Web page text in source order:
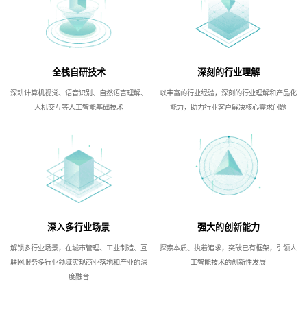
全栈自研技术
深耕计算机视觉、语音识别、自然语言理解、
人机交互等人工智能基础技术
深刻的行业理解
以丰富的行业经验，深刻的行业理解和产品化
能力，助力行业客户解决核心需求问题
深入多行业场景
解锁多行业场景，在城市管理、工业制造、互
联网服务多行业领域实现商业落地和产业的深
度融合
强大的创新能力
探索本质、执着追求，突破已有框架，引领人
工智能技术的创新性发展